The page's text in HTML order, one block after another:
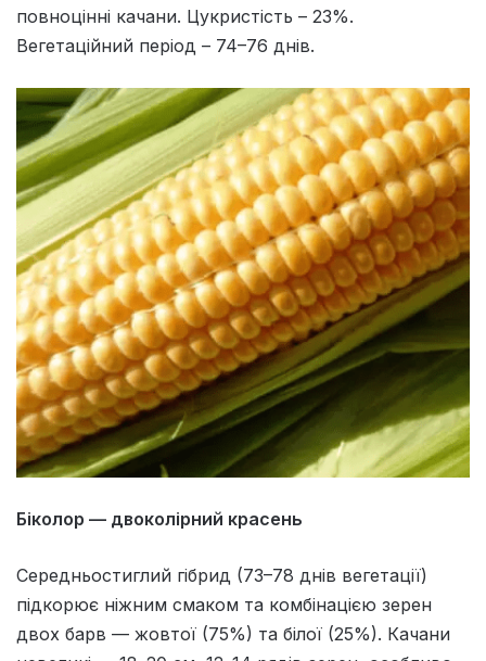
повноцінні качани. Цукристість – 23%.
Вегетаційний період – 74–76 днів.
Біколор — двоколірний красень
Середньостиглий гібрид (73–78 днів вегетації)
підкорює ніжним смаком та комбінацією зерен
двох барв — жовтої (75%) та білої (25%). Качани